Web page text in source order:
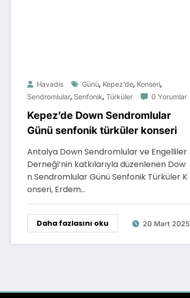
Havadis Günü, Kepez’de, Konseri,
Sendromlular, Senfonik, Türküler 0 Yorumlar
Kepez’de Down Sendromlular
Günü senfonik türküler konseri
Antalya Down Sendromlular ve Engelliler
Derneği’nin katkılarıyla düzenlenen Dow
n Sendromlular Günü Senfonik Türküler K
onseri, Erdem…
Daha fazlasını oku 20 Mart 2025